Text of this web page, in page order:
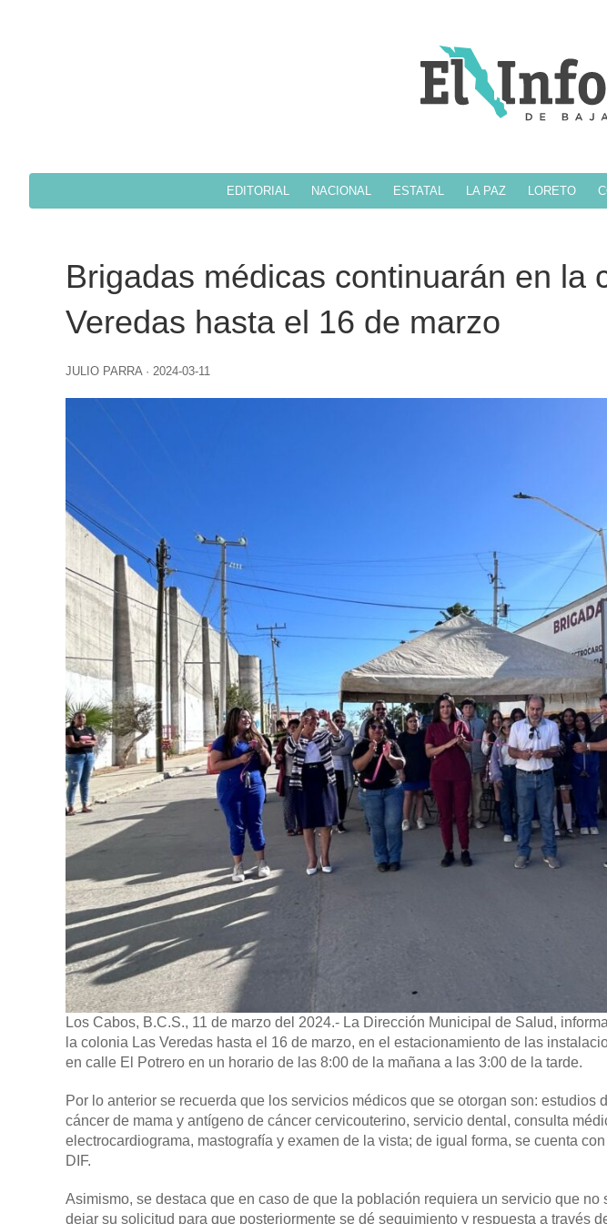
EDITORIAL NACIONAL ESTATAL LA PAZ LORETO
Brigadas médicas continuarán en la
Veredas hasta el 16 de marzo
JULIO PARRA · 2024-03-11
Los Cabos, B.C.S., 11 de marzo del 2024.- La Dirección Municipal de Salud,
la colonia Las Veredas hasta el 16 de marzo, en el estacionamiento de las
en calle El Potrero en un horario de las 8:00 de la mañana a las 3:00 de la tarde.
Por lo anterior se recuerda que los servicios médicos que se otorgan son: estudios
cáncer de mama y antígeno de cáncer cervicouterino, servicio dental, consulta
electrocardiograma, mastografía y examen de la vista; de igual forma, se cuenta
DIF.
Asimismo, se destaca que en caso de que la población requiera un servicio que
dejar su solicitud para que posteriormente se dé seguimiento y respuesta a través